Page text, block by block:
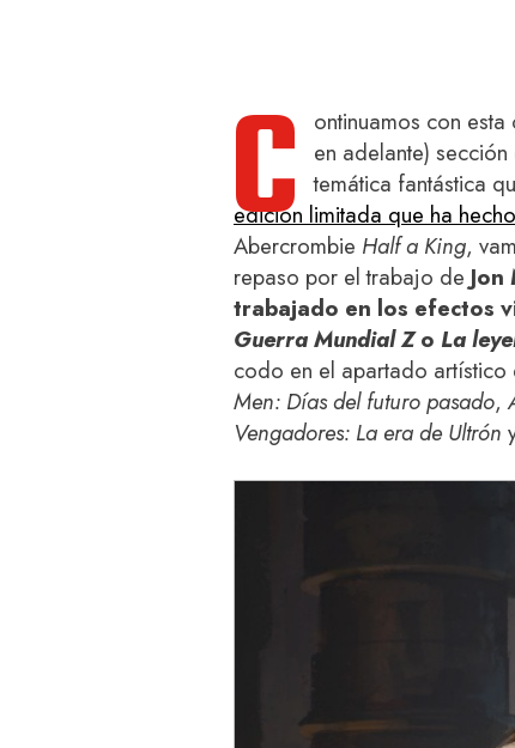
C ontinuamos con
en adelante)
temática fantástica
edición limitada que ha
Abercrombie Half a King,
repaso por el trabajo de Jon
trabajado en los efectos
Guerra Mundial Zo La
codo en el apartado
Men: Días del futuro pasado,
Vengadores: La era de Ultrón